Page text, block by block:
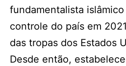
fundamentalista
controle do país em
das tropas dos Estados
Desde então,